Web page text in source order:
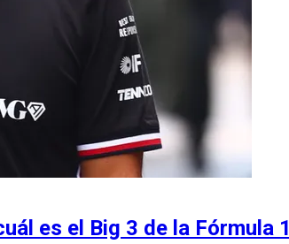
es el Big 3 de la Fórmula 1